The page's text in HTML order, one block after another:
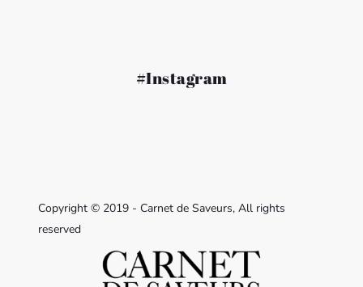
#Instagram
Copyright © 2019 - Carnet de Saveurs, All rights
reserved